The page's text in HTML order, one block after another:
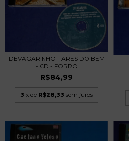
DEVAGARINHO - ARES DO BEM
- CD - FORRO
R$84,99
3 x de R$28,33 sem juros